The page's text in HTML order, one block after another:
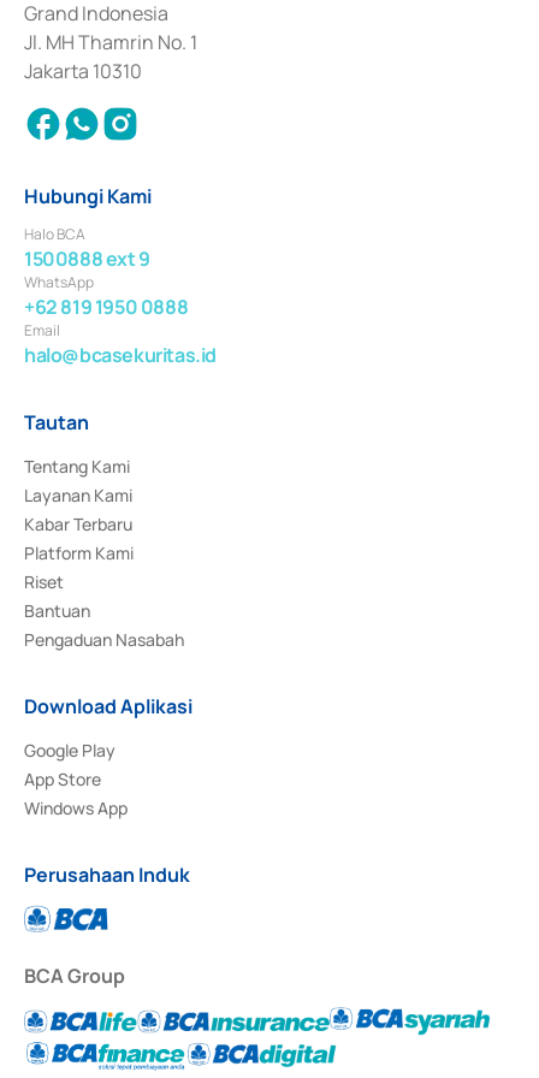
Grand Indonesia
Jl. MH Thamrin No. 1
Jakarta 10310
Hubungi Kami
Halo BCA
1500888 ext 9
WhatsApp
+62 819 1950 0888
Email
halo@bcasekuritas.id
Tautan
Tentang Kami
Layanan Kami
Kabar Terbaru
Platform Kami
Riset
Bantuan
Pengaduan Nasabah
Download Aplikasi
Google Play
App Store
Windows App
Perusahaan Induk
BCA Group